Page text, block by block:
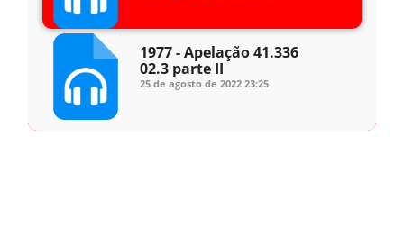
1977 - Apelação 41.336
02.3 parte I
25 de agosto de 2022 21:04